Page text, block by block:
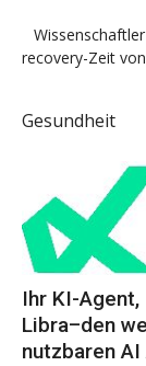
recovery-Zeit
Gesundheit
Ihr KI-
Libra–den
nutzbaren AI